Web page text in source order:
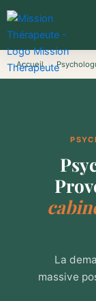
Aller
au
contenu
Accueil ›
La
massive